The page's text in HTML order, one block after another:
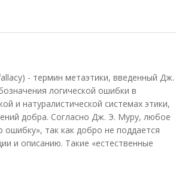
- термин метаэтики, введенный Дж.
логической ошибки в
и натуралистической системах этики,
добра. Согласно Дж. Э. Муру, любое
так как добро не поддается
и описанию. Такие «естественные